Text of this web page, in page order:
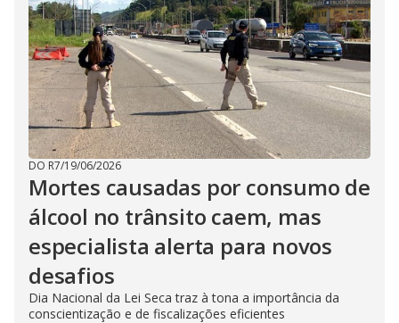
DO R7/19/06/2026
Mortes causadas por consumo de
álcool no trânsito caem, mas
especialista alerta para novos
desafios
Dia Nacional da Lei Seca traz à tona a importância da
conscientização e de fiscalizações eficientes